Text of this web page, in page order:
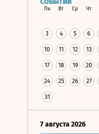
СОБЫТИЙ
Пн Вт Ср Чт
3 4 5 6
10 11 12 13
17 18 19 20
24 25 26 27
31
7 августа 2026